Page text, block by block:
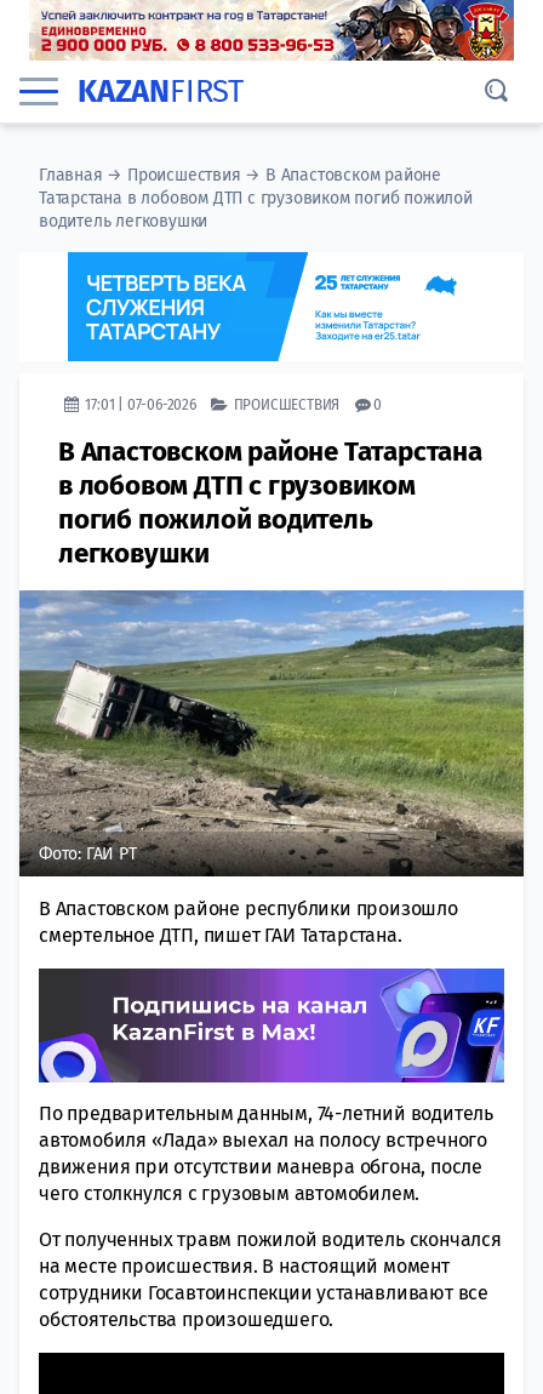
KAZANFIRST
Главная → Происшествия → В Апастовском районе
Татарстана в лобовом ДТП с грузовиком погиб пожилой
водитель легковушки
17:01 | 07-06-2026 ПРОИСШЕСТВИЯ 0
В Апастовском районе Татарстана
в лобовом ДТП с грузовиком
погиб пожилой водитель
легковушки
Фото: ГАИ РТ
В Апастовском районе республики произошло
смертельное ДТП, пишет ГАИ Татарстана.
По предварительным данным, 74-летний водитель
автомобиля «Лада» выехал на полосу встречного
движения при отсутствии маневра обгона, после
чего столкнулся с грузовым автомобилем.
От полученных травм пожилой водитель скончался
на месте происшествия. В настоящий момент
сотрудники Госавтоинспекции устанавливают все
обстоятельства произошедшего.